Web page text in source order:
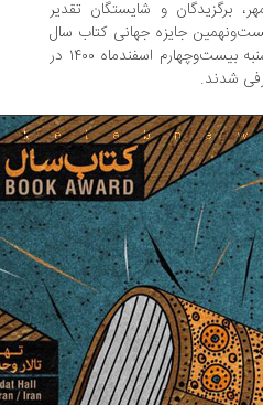
و شایستگان تقدیر
جایزه جهانی کتاب سال
جمهوری اسلامی ایران امروز سه‌شنبه بیست‌وچهارم اسفندماه ۱۴۰۰ در